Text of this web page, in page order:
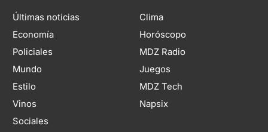
Últimas noticias
Economía
Policiales
Mundo
Estilo
Vinos
Sociales
Clima
Horóscopo
MDZ Radio
Juegos
MDZ Tech
Napsix